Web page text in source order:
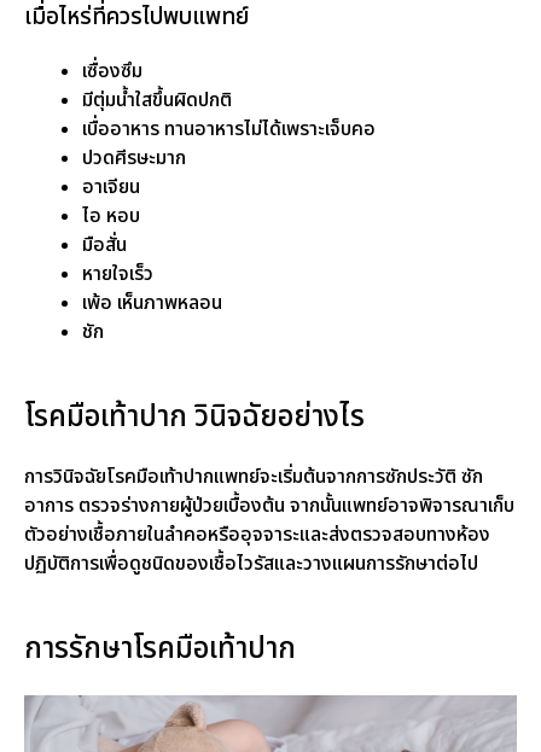
เมื่อไหร่ที่ควรไปพบแพทย์
เซื่องซึม
มีตุ่มน้ำใสขึ้นผิดปกติ
เบื่ออาหาร ทานอาหารไม่ได้เพราะเจ็บคอ
ปวดศีรษะมาก
อาเจียน
ไอ หอบ
มือสั่น
หายใจเร็ว
เพ้อ เห็นภาพหลอน
ชัก
โรคมือเท้าปาก วินิจฉัยอย่างไร
การวินิจฉัยโรคมือเท้าปากแพทย์จะเริ่มต้นจากการซักประวัติ ซัก
อาการ ตรวจร่างกายผู้ป่วยเบื้องต้น จากนั้นแพทย์อาจพิจารณาเก็บ
ตัวอย่างเชื้อภายในลำคอหรืออุจจาระและส่งตรวจสอบทางห้อง
ปฏิบัติการเพื่อดูชนิดของเชื้อไวรัสและวางแผนการรักษาต่อไป
การรักษาโรคมือเท้าปาก